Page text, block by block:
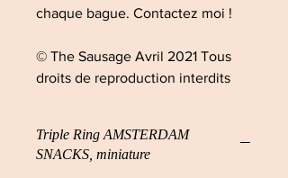
chaque bague. Contactez moi !
© The Sausage Avril 2021 Tous
droits de reproduction interdits
Triple Ring AMSTERDAM
SNACKS, miniature